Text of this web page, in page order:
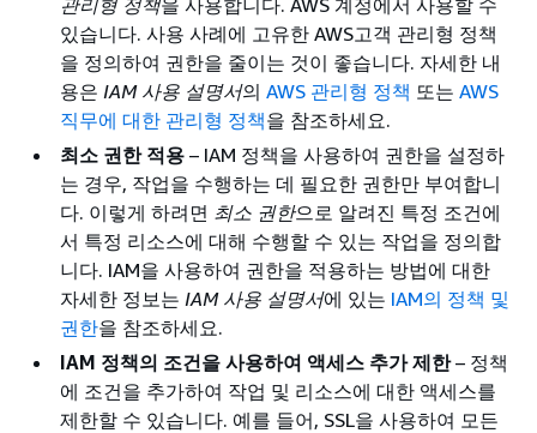
있습니다. 사용 사례에 고유한 AWS고객 관리형 정책
을 정의하여 권한을 줄이는 것이 좋습니다. 자세한 내
용은 IAM 사용 설명서의 AWS 관리형 정책 또는 AWS
직무에 대한 관리형 정책을 참조하세요.
최소 권한 적용 – IAM 정책을 사용하여 권한을 설정하
는 경우, 작업을 수행하는 데 필요한 권한만 부여합니
다. 이렇게 하려면 최소 권한으로 알려진 특정 조건에
서 특정 리소스에 대해 수행할 수 있는 작업을 정의합
니다. IAM을 사용하여 권한을 적용하는 방법에 대한
자세한 정보는 IAM 사용 설명서에 있는 IAM의 정책 및
권한을 참조하세요.
IAM 정책의 조건을 사용하여 액세스 추가 제한– 정책
에 조건을 추가하여 작업 및 리소스에 대한 액세스를
제한할 수 있습니다. 예를 들어, SSL을 사용하여 모든